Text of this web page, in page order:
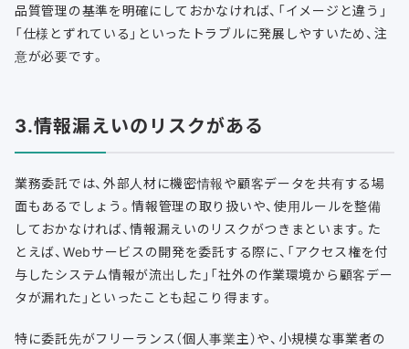
品質管理の基準を明確にしておかなければ、「イメージと違う」
「仕様とずれている」といったトラブルに発展しやすいため、注
意が必要です。
3.情報漏えいのリスクがある
業務委託では、外部人材に機密情報や顧客データを共有する場
面もあるでしょう。情報管理の取り扱いや、使用ルールを整備
しておかなければ、情報漏えいのリスクがつきまといます。た
とえば、Webサービスの開発を委託する際に、「アクセス権を付
与したシステム情報が流出した」「社外の作業環境から顧客デー
タが漏れた」といったことも起こり得ます。
特に委託先がフリーランス（個人事業主）や、小規模な事業者の